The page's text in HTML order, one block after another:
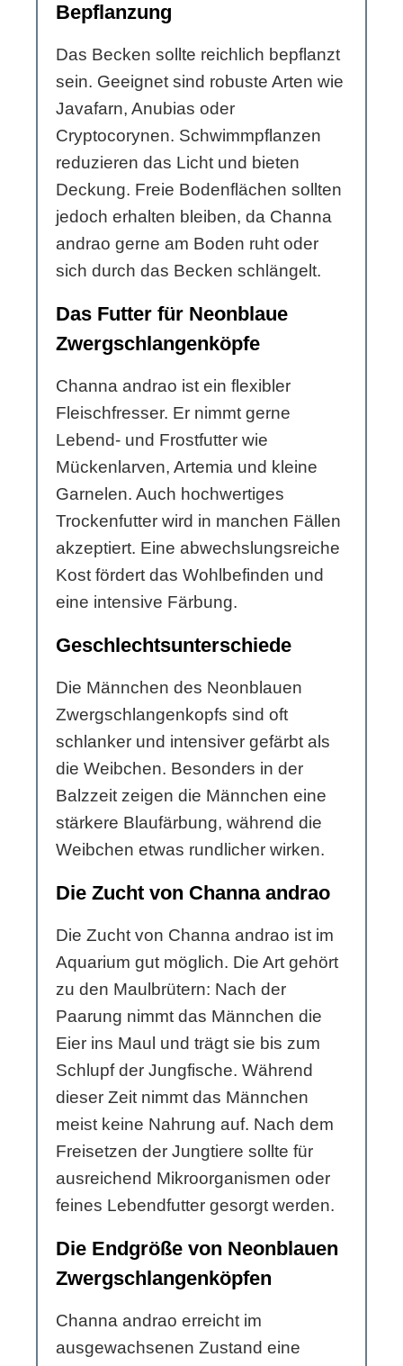
Bepflanzung
Das Becken sollte reichlich bepflanzt
sein. Geeignet sind robuste Arten wie
Javafarn, Anubias oder
Cryptocorynen. Schwimmpflanzen
reduzieren das Licht und bieten
Deckung. Freie Bodenflächen sollten
jedoch erhalten bleiben, da Channa
andrao gerne am Boden ruht oder
sich durch das Becken schlängelt.
Das Futter für Neonblaue
Zwergschlangenköpfe
Channa andrao ist ein flexibler
Fleischfresser. Er nimmt gerne
Lebend- und Frostfutter wie
Mückenlarven, Artemia und kleine
Garnelen. Auch hochwertiges
Trockenfutter wird in manchen Fällen
akzeptiert. Eine abwechslungsreiche
Kost fördert das Wohlbefinden und
eine intensive Färbung.
Geschlechtsunterschiede
Die Männchen des Neonblauen
Zwergschlangenkopfs sind oft
schlanker und intensiver gefärbt als
die Weibchen. Besonders in der
Balzzeit zeigen die Männchen eine
stärkere Blaufärbung, während die
Weibchen etwas rundlicher wirken.
Die Zucht von Channa andrao
Die Zucht von Channa andrao ist im
Aquarium gut möglich. Die Art gehört
zu den Maulbrütern: Nach der
Paarung nimmt das Männchen die
Eier ins Maul und trägt sie bis zum
Schlupf der Jungfische. Während
dieser Zeit nimmt das Männchen
meist keine Nahrung auf. Nach dem
Freisetzen der Jungtiere sollte für
ausreichend Mikroorganismen oder
feines Lebendfutter gesorgt werden.
Die Endgröße von Neonblauen
Zwergschlangenköpfen
Channa andrao erreicht im
ausgewachsenen Zustand eine